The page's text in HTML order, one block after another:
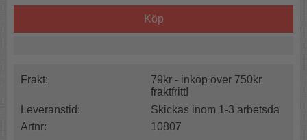
Köp
Frakt:
79kr - inköp över 750kr
fraktfritt!
Leveranstid:
Skickas inom 1-3 arbetsda
Artnr:
10807